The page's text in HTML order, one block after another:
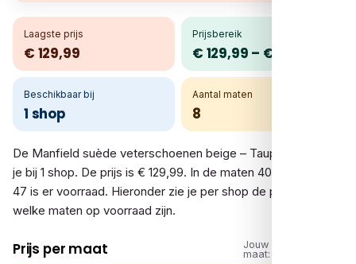
Laagste prijs
€ 129,99
Prijsbereik
€ 129,99 – € 129,99
Beschikbaar bij
1 shop
Aantal maten
8
De Manfield suède veterschoenen beige – Taupe vergelijk
je bij 1 shop. De prijs is € 129,99. In de maten 40 tot en met
47 is er voorraad. Hieronder zie je per shop de prijs en
welke maten op voorraad zijn.
Prijs per maat
Jouw
maat: